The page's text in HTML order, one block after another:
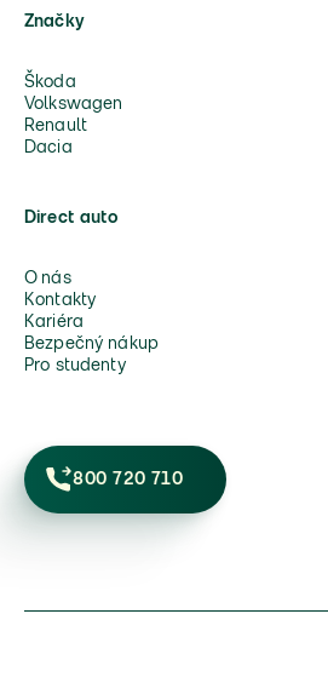
Značky
Škoda
Volkswagen
Renault
Dacia
Direct auto
O nás
Kontakty
Kariéra
Bezpečný nákup
Pro studenty
800 720 710